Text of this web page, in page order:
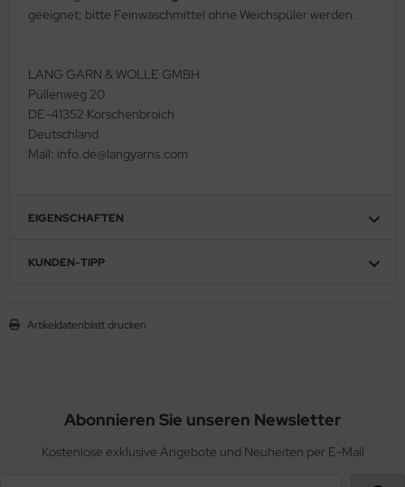
geeignet; bitte Feinwaschmittel ohne Weichspüler werden.
LANG GARN & WOLLE GMBH
Püllenweg 20
DE-41352 Korschenbroich
Deutschland
Mail: info.de@langyarns.com
EIGENSCHAFTEN
KUNDEN-TIPP
Artikeldatenblatt drucken
Abonnieren Sie unseren Newsletter
Kostenlose exklusive Angebote und Neuheiten per E-Mail